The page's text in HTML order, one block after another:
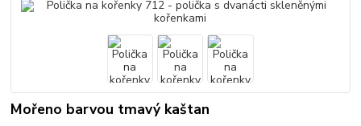
Mořeno barvou tmavý kaštan